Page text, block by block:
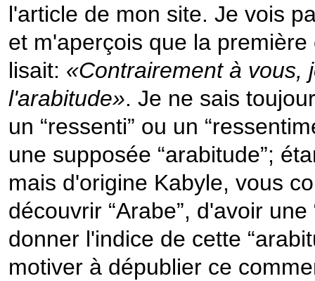
l'article de mon site. Je vois
et m'aperçois que la première
lisait: «Contrairement à vous,
l'arabitude». Je ne sais
un “ressenti” ou un
une supposée “arabitude”;
mais d'origine Kabyle, vous
découvrir “Arabe”, d'avoir
donner l'indice de cette
motiver à dépublier ce